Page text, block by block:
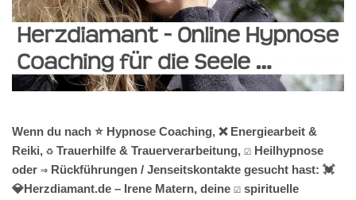
Wenn du nach ⭐ Hypnose Coaching, ❌ Energiearbeit &
Reiki, ♻ Trauerhilfe & Trauerverarbeitung, ☑️ Heilhypnose
oder ⇒ Rückführungen / Jenseitskontakte gesucht hast: 💓️
💎Herzdiamant.de – Irene Matern, deine ☑️ spirituelle